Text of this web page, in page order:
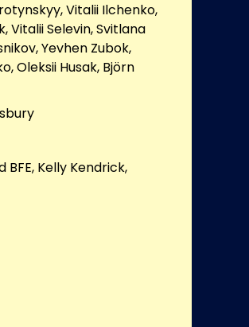
Vitalii Ilchenko,
Vitalii Selevin, Svitlana
Yevhen Zubok,
Oleksii Husak, Björn
Kelly Kendrick,